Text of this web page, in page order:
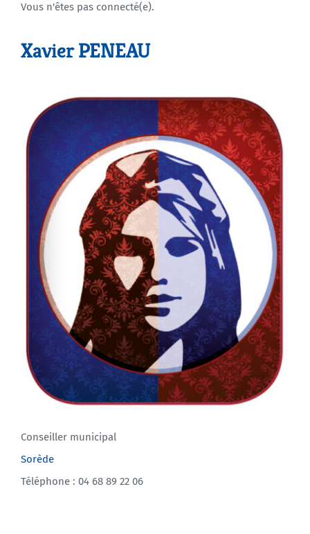
Agenda
Vous n'êtes pas connecté(e).
Xavier PENEAU
Conseiller municipal
Sorède
Téléphone : 04 68 89 22 06